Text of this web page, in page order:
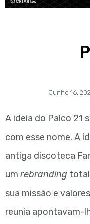
Junho 16,
A ideia do Palco 21
com esse nome. A
antiga discoteca
um rebranding
sua missão e
reunia apontavam-